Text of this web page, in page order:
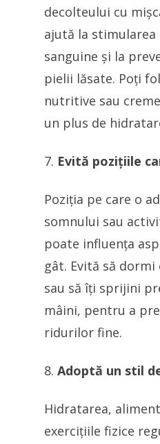
decolteului cu
ajută la stimularea
sanguine și la
pielii lăsate. Poți
nutritive sau
un plus de
Evită pozițiile
Poziția pe care o
somnului sau
poate influența
gât. Evită să
sau să îți sprijini
mâini, pentru a
ridurilor fine.
Adoptă un stil
Hidratarea,
exercițiile fizice